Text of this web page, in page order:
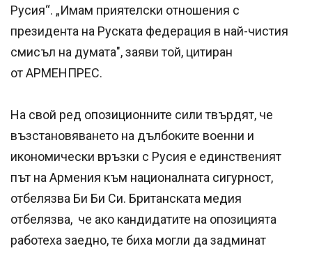
Русия“. „Имам приятелски отношения с
президента на Руската федерация в най-чистия
смисъл на думата", заяви той, цитиран
от АРМЕНПРЕС.
На свой ред опозиционните сили твърдят, че
възстановяването на дълбоките военни и
икономически връзки с Русия е единственият
път на Армения към националната сигурност,
отбелязва Би Би Си. Британската медия
отбелязва, че ако кандидатите на опозицията
работеха заедно, те биха могли да задминат